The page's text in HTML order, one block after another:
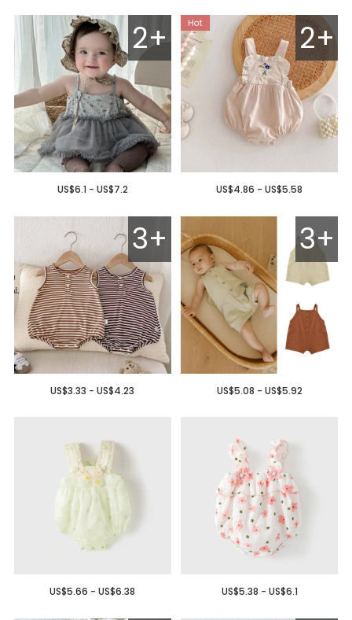
2+
US$6.1 - US$7.2
2+
US$4.86 - US$5.58
3+
US$3.33 - US$4.23
3+
US$5.08 - US$5.92
US$5.66 - US$6.38 US$5.38 - US$6.1